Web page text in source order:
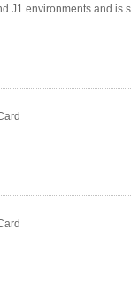
J1 environments and is